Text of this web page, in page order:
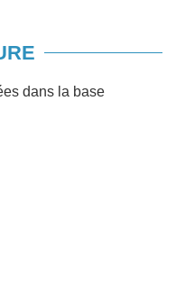
dans la base